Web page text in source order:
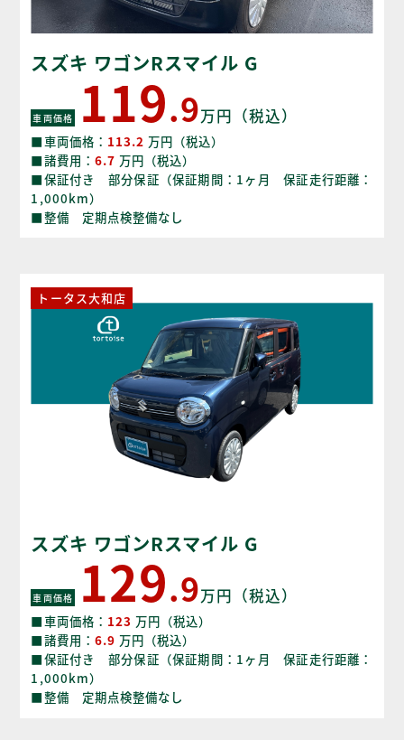
スズキ ワゴンRスマイル G
車両価格 119.9万円（税込）
■車両価格： 113.2 万円（税込）
■諸費用： 6.7 万円（税込）
■保証付き 部分保証（保証期間：1ヶ月 保証走行距離：
1,000km）
■整備 定期点検整備なし
トータス大和店
スズキ ワゴンRスマイル G
車両価格 129.9万円（税込）
■車両価格： 123 万円（税込）
■諸費用： 6.9 万円（税込）
■保証付き 部分保証（保証期間：1ヶ月 保証走行距離：
1,000km）
■整備 定期点検整備なし